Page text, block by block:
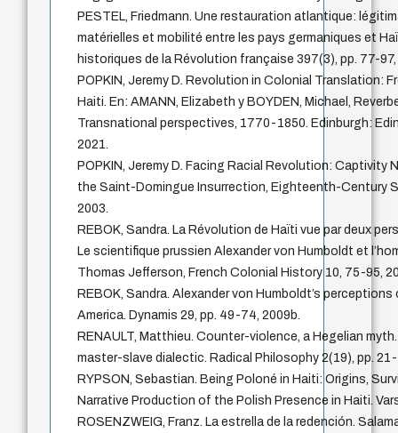
PESTEL, Friedmann. Une restauration atlantique:
matérielles et mobilité entre les pays germaniques et
historiques de la Révolution française 397(3), pp. 77-97,
POPKIN, Jeremy D. Revolution in Colonial Translation:
Haiti. En: AMANN, Elizabeth y BOYDEN, Michael,
Transnational perspectives, 1770-1850. Edinburgh:
2021.
POPKIN, Jeremy D. Facing Racial Revolution: Captivity
the Saint-Domingue Insurrection, Eighteenth-Century
2003.
REBOK, Sandra. La Révolution de Haïti vue par deux
Le scientifique prussien Alexander von Humboldt et
Thomas Jefferson, French Colonial History 10, 75-95,
REBOK, Sandra. Alexander von Humboldt’s
America. Dynamis 29, pp. 49-74, 2009b.
RENAULT, Matthieu. Counter-violence, a Hegelian
master-slave dialectic. Radical Philosophy 2(19), pp.
RYPSON, Sebastian. Being Poloné in Haiti: Origins,
Narrative Production of the Polish Presence in Haiti.
ROSENZWEIG, Franz. La estrella de la redención.